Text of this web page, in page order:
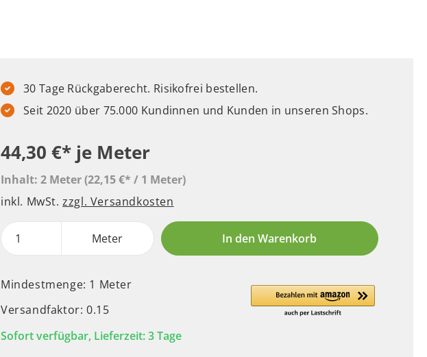
30 Tage Rückgaberecht. Risikofrei bestellen.
Seit 2020 über 75.000 Kundinnen und Kunden in unseren Shops.
44,30 €* je Meter
Inhalt: 2 Meter(22,15 €* / 1 Meter)
inkl. MwSt.zzgl. Versandkosten
Meter In den Warenkorb
Mindestmenge: 1 Meter
Versandfaktor: 0.15
Sofort verfügbar, Lieferzeit: 3 Tage